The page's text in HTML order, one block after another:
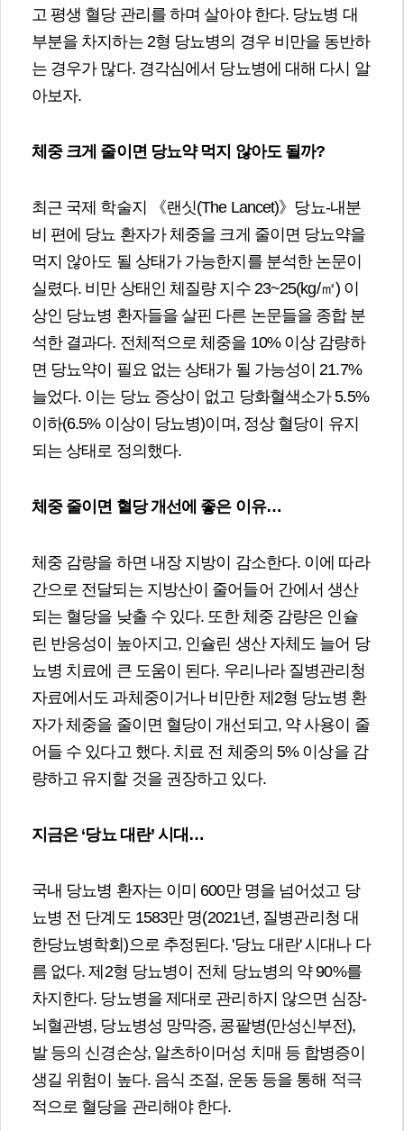
고 평생 혈당 관리를 하며 살아야 한다. 당뇨병 대
부분을 차지하는 2형 당뇨병의 경우 비만을 동반하
는 경우가 많다. 경각심에서 당뇨병에 대해 다시 알
아보자.
체중 크게 줄이면 당뇨약 먹지 않아도 될까?
최근 국제 학술지 《랜싯(The Lancet)》당뇨-내분
비 편에 당뇨 환자가 체중을 크게 줄이면 당뇨약을
먹지 않아도 될 상태가 가능한지를 분석한 논문이
실렸다. 비만 상태인 체질량 지수 23~25(kg/㎡) 이
상인 당뇨병 환자들을 살핀 다른 논문들을 종합 분
석한 결과다. 전체적으로 체중을 10% 이상 감량하
면 당뇨약이 필요 없는 상태가 될 가능성이 21.7%
늘었다. 이는 당뇨 증상이 없고 당화혈색소가 5.5%
이하(6.5% 이상이 당뇨병)이며, 정상 혈당이 유지
되는 상태로 정의했다.
체중 줄이면 혈당 개선에 좋은 이유…
체중 감량을 하면 내장 지방이 감소한다. 이에 따라
간으로 전달되는 지방산이 줄어들어 간에서 생산
되는 혈당을 낮출 수 있다. 또한 체중 감량은 인슐
린 반응성이 높아지고, 인슐린 생산 자체도 늘어 당
뇨병 치료에 큰 도움이 된다. 우리나라 질병관리청
자료에서도 과체중이거나 비만한 제2형 당뇨병 환
자가 체중을 줄이면 혈당이 개선되고, 약 사용이 줄
어들 수 있다고 했다. 치료 전 체중의 5% 이상을 감
량하고 유지할 것을 권장하고 있다.
지금은 ‘당뇨 대란’시대 …
국내 당뇨병 환자는 이미 600만 명을 넘어섰고 당
뇨병 전 단계도 1583만 명(2021년, 질병관리청 대
한당뇨병학회)으로 추정된다. '당뇨 대란' 시대나 다
름 없다. 제2형 당뇨병이 전체 당뇨병의 약 90%를
차지한다. 당뇨병을 제대로 관리하지 않으면 심장-
뇌혈관병, 당뇨병성 망막증, 콩팥병(만성신부전),
발 등의 신경손상, 알츠하이머성 치매 등 합병증이
생길 위험이 높다. 음식 조절, 운동 등을 통해 적극
적으로 혈당을 관리해야 한다.